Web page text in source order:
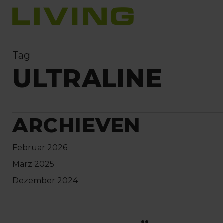
Skip
Tag
ULTRALINE
ARCHIEVEN
Februar 2026
März 2025
Dezember 2024